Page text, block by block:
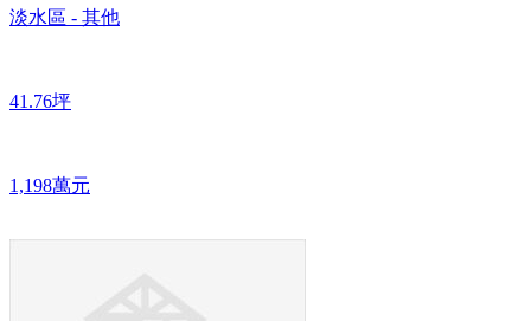
淡水區 - 其他
41.76坪
1,198萬元